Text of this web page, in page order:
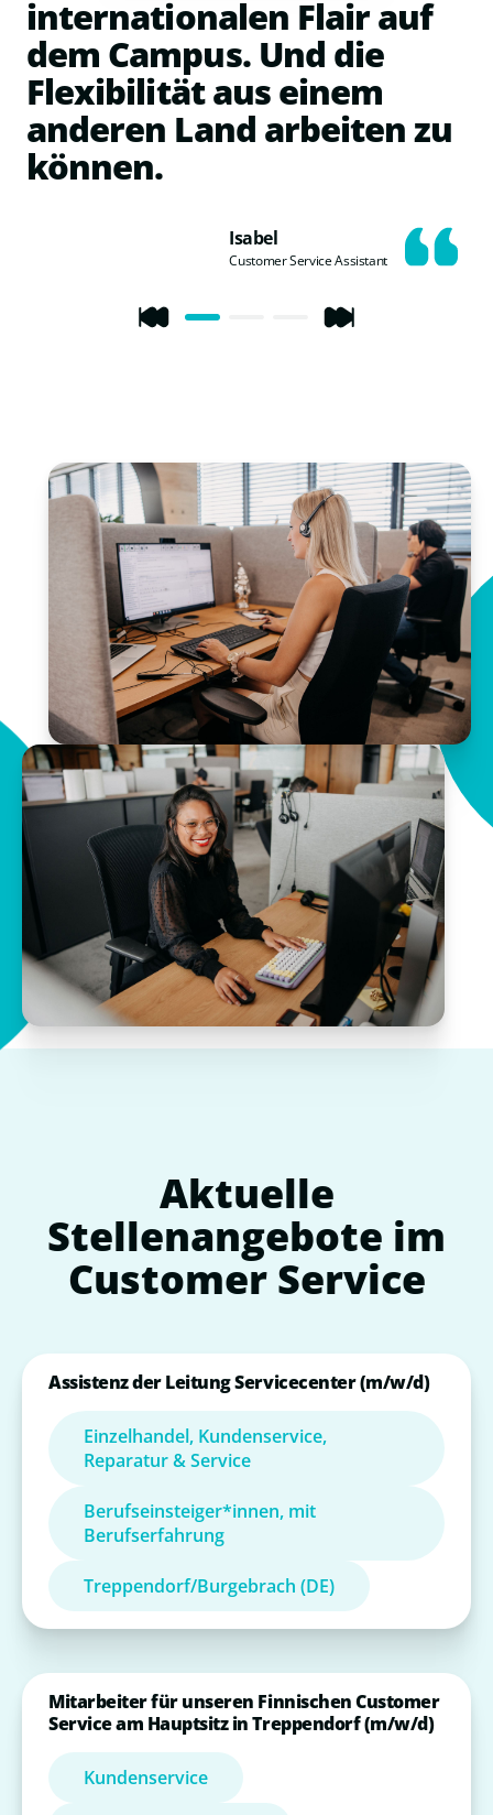
internationalen Flair auf
dem Campus. Und die
Flexibilität aus einem
anderen Land arbeiten zu
können.
Isabel
Customer Service Assistant
Aktuelle
Stellenangebote im
Customer Service
Assistenz der Leitung Servicecenter (m/w/d)
Einzelhandel, Kundenservice,
Reparatur & Service
Berufseinsteiger*innen, mit
Berufserfahrung
Treppendorf/Burgebrach (DE)
Mitarbeiter für unseren Finnischen Customer
Service am Hauptsitz in Treppendorf (m/w/d)
Kundenservice